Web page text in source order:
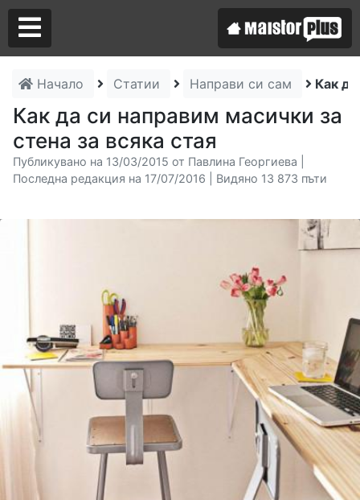
Начало Статии Направи си сам Как да
Как да си направим масички за
стена за всяка стая
Публикувано на 13/03/2015 от Павлина Георгиева |
Последна редакция на 17/07/2016 | Видяно 13 873 пъти
Аз съм майстор
Търся майстор